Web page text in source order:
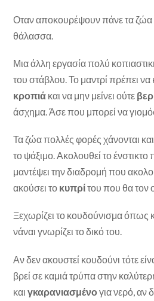
Οταν αποκουρέψουν πάνε τα ζώα
θάλασσα.
Μια άλλη εργασία πολύ
του στάβλου. Το μαντρί πρέπει να
κροπιά και να μην μείνει ούτε
άσχημα. Άσε που μπορεί να
Τα ζώα πολλές φορές χάνονται
το ψάξιμο. Ακολουθεί το
μαντέψει την διαδρομή που
ακούσει το κυπρίτου που θα τον
Ξεχωρίζει το κουδούνισμα όπως
νάναι γνωρίζει το δικό του.
Αν δεν ακουστεί κουδούνι τότε
βρεί σε καμιά τρύπα στην
καιγκαρανιασμένογια νερό, αν